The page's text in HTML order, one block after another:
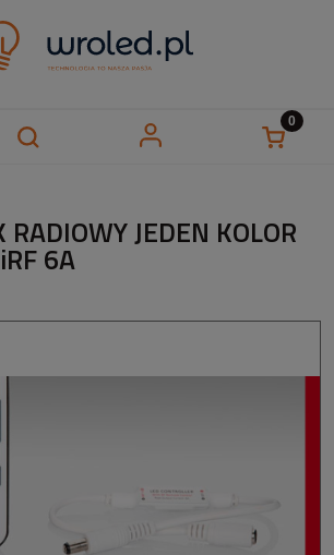
JEDEN KOLOR
6A